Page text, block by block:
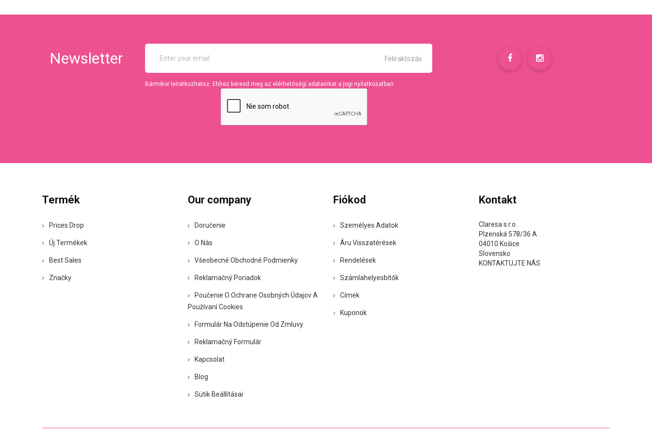
Newsletter
Bármikor leiratkozhatsz. Ehhez keresd meg az elérhetőségi adatainkat a jogi nyilatkozatban.
Termék
Prices Drop
Új Termékek
Best Sales
Značky
Our company
Doručenie
O Nás
Všeobecné Obchodné Podmienky
Reklamačný Poriadok
Poučenie O Ochrane Osobných Údajov A
Používaní Cookies
Formulár Na Odstúpenie Od Zmluvy
Reklamačný Formulár
Kapcsolat
Blog
Sütik Beállításai
Fiókod
Személyes Adatok
Áru Visszatérések
Rendelések
Számlahelyesbítők
Címek
Kuponok
Kontakt
Claresa s.r.o.
Plzenská 578/36 A
04010 Košice
Slovensko
KONTAKTUJTE NÁS